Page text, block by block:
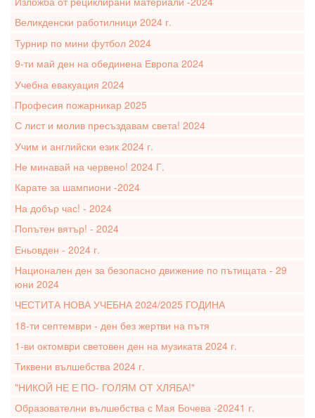
Великденски работилници 2024 г.
Турнир по мини футбол 2024
9-ти май ден на обединена Европа 2024
Учебна евакуация 2024
Професия пожарникар 2025
С лист и молив пресъздавам света! 2024
Учим и английски език 2024 г.
Не минавай на червено! 2024 Г.
Карате за шампиони -2024
На добър час! - 2024
Попътен вятър! - 2024
Еньовден - 2024 г.
Национален ден за безопасно движение по пътищата - 29
юни 2024
ЧЕСТИТА НОВА УЧЕБНА 2024/2025 ГОДИНА
18-ти септември - ден без жертви на пътя
1-ви октомври световен ден на музиката 2024 г.
Тиквени вълшебства 2024 г.
"НИКОЙ НЕ Е ПО- ГОЛЯМ ОТ ХЛЯБА!"
Образователни вълшебства с Мая Бочева -20241 г.